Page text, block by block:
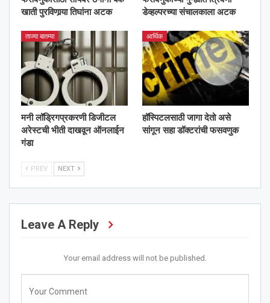
खाती पुरविणार्‍या तिघांना अटक
डेव्हल्परच्या संचालकाला अटक
ताज्या बातम्या
मनी लॉड्रिगप्रकरणी डिजीटल
अरेस्टची भीती दाखवून ऑनलाईन
गंडा
आर्थिक
हॉस्पिटलसाठी जागा देतो असे
सांगून सहा डॉक्टरांची फसवणुक
PREV NEXT
Leave A Reply
Your email address will not be published.